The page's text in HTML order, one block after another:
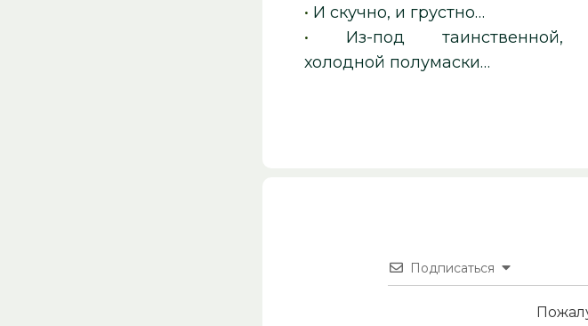
• И скучно, и грустно…
• Из-под таинственной,
холодной полумаски…
Подписаться